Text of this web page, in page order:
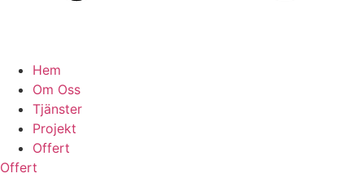
Hem
Om Oss
Tjänster
Projekt
Offert
Offert